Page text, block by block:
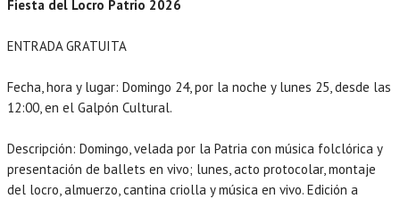
Fiesta del Locro Patrio 2026
ENTRADA GRATUITA
Fecha, hora y lugar: Domingo 24, por la noche y lunes 25, desde las
12:00, en el Galpón Cultural.
Descripción: Domingo, velada por la Patria con música folclórica y
presentación de ballets en vivo; lunes, acto protocolar, montaje
del locro, almuerzo, cantina criolla y música en vivo. Edición a